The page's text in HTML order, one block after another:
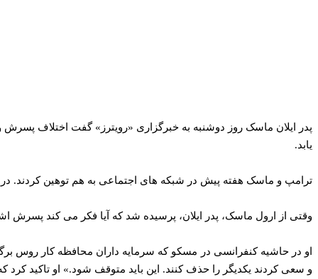
پدر ایلان ماسک روز دوشنبه به خبرگزاری «رویترز» گفت اختلاف پسرش
یابد.
ترامپ و ماسک هفته پیش در شبکه های اجتماعی به هم توهین کردند.
وقتی از ارول ماسک، پدر ایلان، پرسیده شد که آیا فکر می کند
او در حاشیه کنفرانسی در مسکو که سرمایه داران محافظه کار روس
و سعی کردند یکدیگر را حذف کنند. این باید متوقف شود.» او تاکید کرد